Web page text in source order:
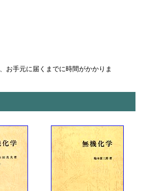
お手元に届くまでに時間がかかりま